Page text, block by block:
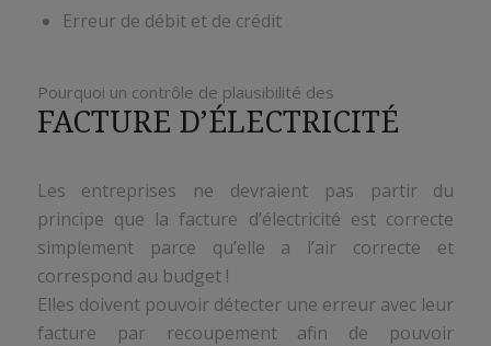
Erreur de débit et de crédit
Pourquoi un contrôle de plausibilité des
FACTURE D’ÉLECTRICITÉ
Les entreprises ne devraient pas partir du
principe que la facture d’électricité est correcte
simplement parce qu’elle a l’air correcte et
correspond au budget !
Elles doivent pouvoir détecter une erreur avec leur
facture par recoupement afin de pouvoir